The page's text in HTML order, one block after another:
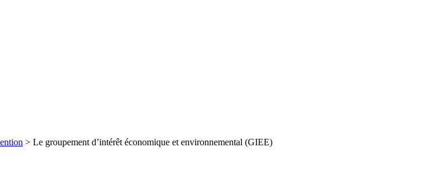
> Le groupement d’intérêt économique et environnemental (GIEE)